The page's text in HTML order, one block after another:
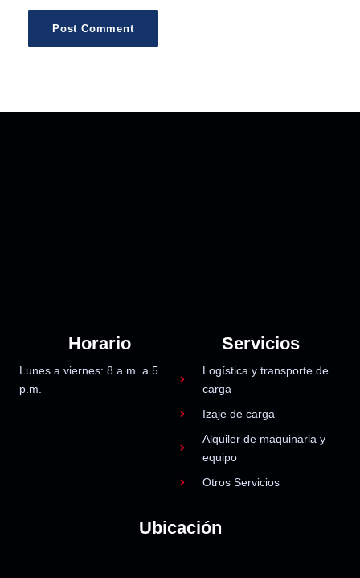
Horario
Lunes a viernes: 8 a.m. a 5
p.m.
Servicios
Logística y transporte de
carga
Izaje de carga
Alquiler de maquinaria y
equipo
Otros Servicios
Ubicación